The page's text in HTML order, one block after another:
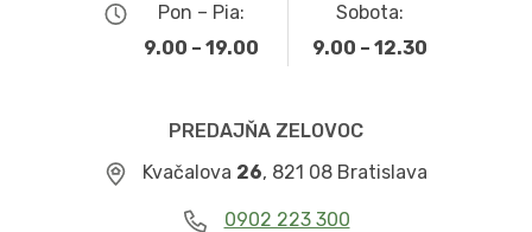
Pon – Pia:
9.00 – 19.00
Sobota:
9.00 – 12.30
PREDAJŇA ZELOVOC
Kvačalova 26, 821 08 Bratislava
0902 223 300